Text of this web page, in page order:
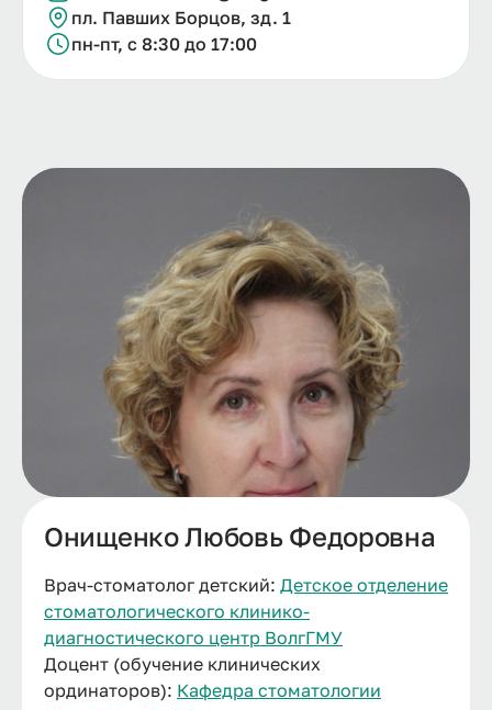
пл. Павших Борцов, зд. 1
пн-пт, с 8:30 до 17:00
Онищенко Любовь Федоровна
Врач-стоматолог детский: Детское отделение
стоматологического клинико-
диагностического центр ВолгГМУ
Доцент (обучение клинических
ординаторов): Кафедра стоматологии